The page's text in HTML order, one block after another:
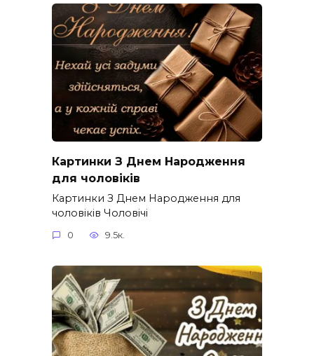
Картинки З Днем Народження
для чоловіків​
Картинки З Днем Народження для
чоловіків​ Чоловічі
0 9.5к.